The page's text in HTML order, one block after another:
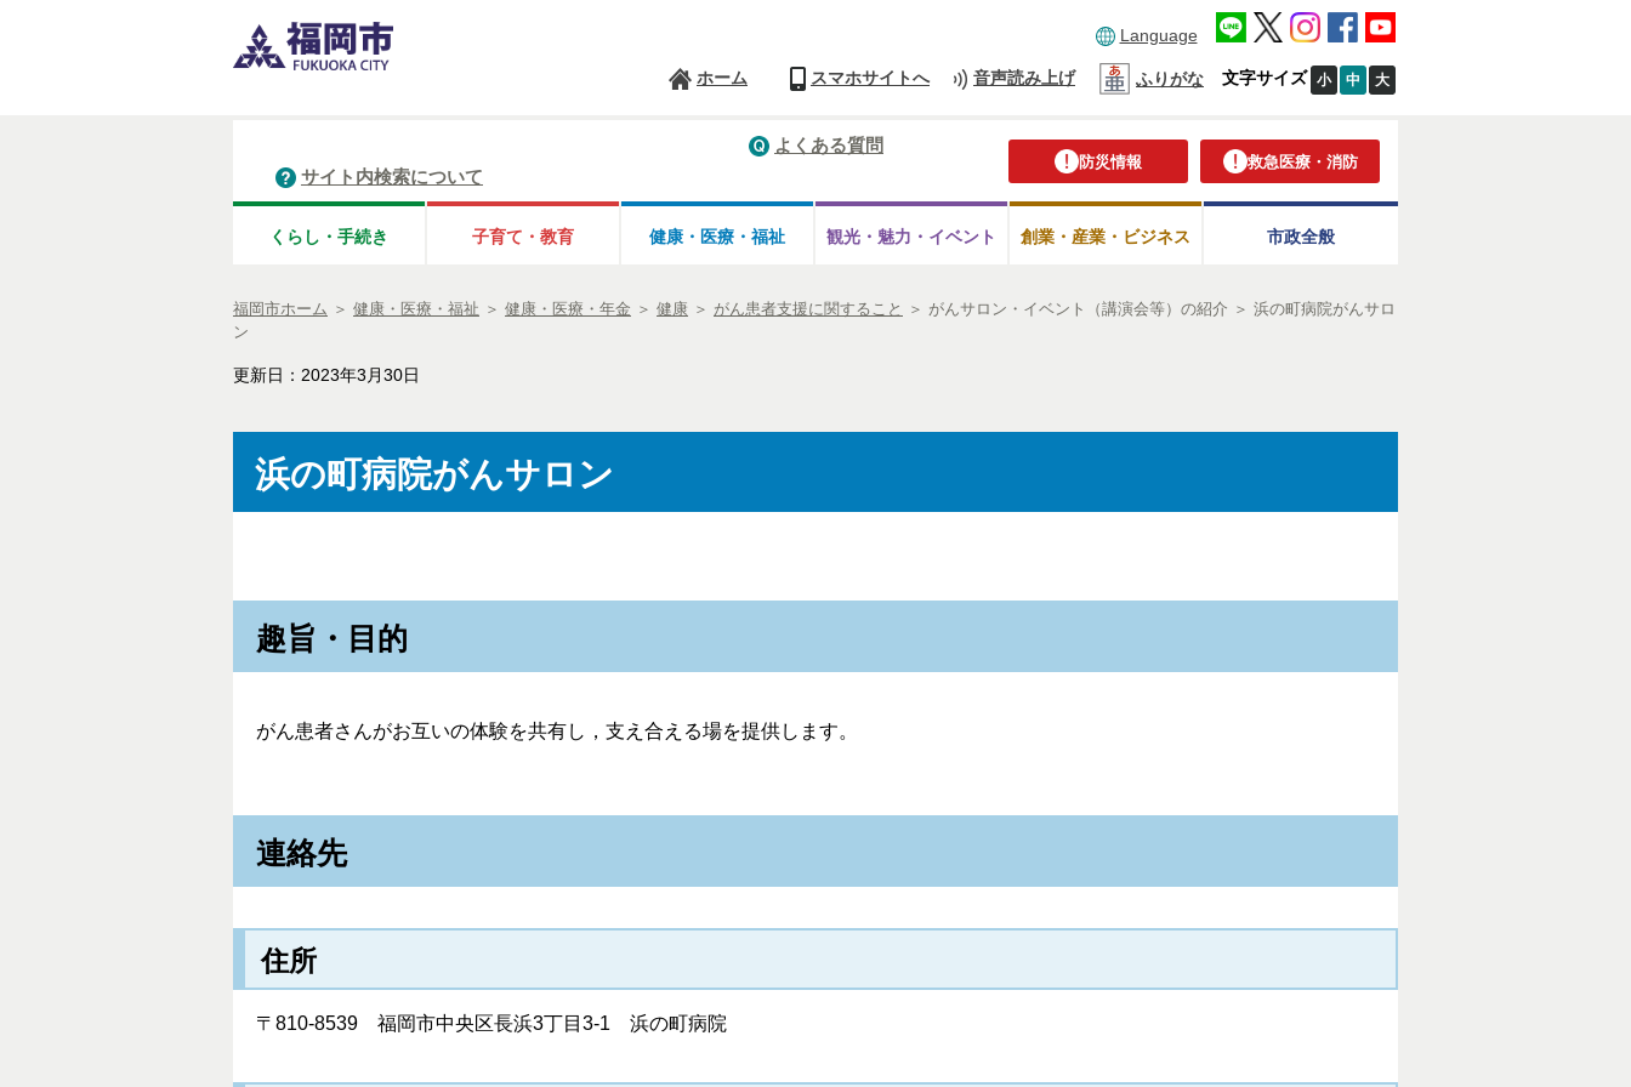
Language
ホーム スマホサイトへ 音声読み上げ ふりがな 文字サイズ 小 中 大
防災情報 救急医療・消防
よくある質問
サイト内検索について
くらし・手続き 子育て・教育 健康・医療・ 福祉 観光・魅力・ イベント 創業・産業・ビジネス 市政全般
福岡市ホーム ＞ 健康・医療・福祉 ＞ 健康・医療・年金 ＞ 健康 ＞ がん患者支援に関すること ＞ がんサロン・イベント（講演会等）の紹介 ＞ 浜の町病院がんサロ
ン
更新日：2023年3月30日
浜の町病院がんサロン
趣旨・目的
がん患者さんがお互いの体験を共有し，支え合える場を提供します。
連絡先
住所
〒810-8539 福岡市中央区長浜3丁目3-1 浜の町病院